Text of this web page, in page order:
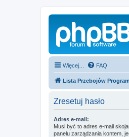
Więcej… FAQ
Lista Przebojów
Zresetuj hasło
Adres e-mail:
Musi być to adres e-mail
panelu zarządzania kontem,